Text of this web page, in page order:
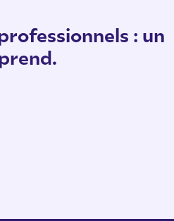
: un